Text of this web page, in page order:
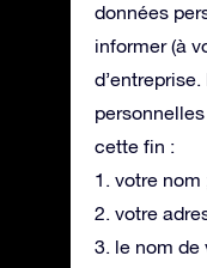
données
informer (à
cette fin :
1. votre nom
2. votre
3. le nom de